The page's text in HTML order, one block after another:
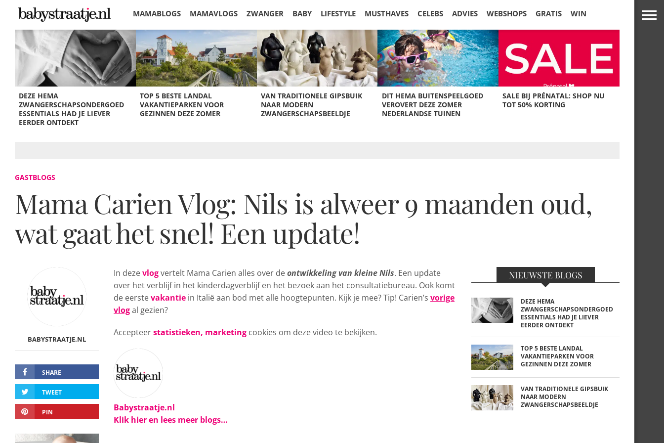
MAMABLOGS MAMAVLOGS ZWANGER BABY LIFESTYLE MUSTHAVES CELEBS ADVIES WEBSHOPS GRATIS WIN
KORTINGEN
DEZE HEMA
ZWANGERSCHAPSONDERGOED
ESSENTIALS HAD JE LIEVER
EERDER ONTDEKT
TOP 5 BESTE LANDAL
VAKANTIEPARKEN VOOR
GEZINNEN DEZE ZOMER
VAN TRADITIONELE GIPSBUIK
NAAR MODERN
ZWANGERSCHAPSBEELDJE
DIT HEMA BUITENSPEELGOED
VEROVERT DEZE ZOMER
NEDERLANDSE TUINEN
SALE BIJ PRÉNATAL: SHOP NU
TOT 50% KORTING
GASTBLOGS
Mama Carien Vlog: Nils is alweer 9 maanden oud,
wat gaat het snel! Een update!
BABYSTRAATJE.NL
SHARE
TWEET
PIN
In dezevlogvertelt Mama Carien alles over deontwikkeling van kleine Nils. Een update
over het verblijf in het kinderdagverblijf en het bezoek aan het consultatiebureau. Ook komt
de eerstevakantie in Italië aan bod met alle hoogtepunten. Kijk je mee? Tip! Carien’s vorige
vlogal gezien?
Accepteerstatistieken, marketing cookies om deze video te bekijken.
Babystraatje.nl
Klik hier en lees meer blogs…
NIEUWSTE BLOGS
DEZE HEMA
ZWANGERSCHAPSONDERGOED
ESSENTIALS HAD JE LIEVER
EERDER ONTDEKT
TOP 5 BESTE LANDAL
VAKANTIEPARKEN VOOR
GEZINNEN DEZE ZOMER
VAN TRADITIONELE GIPSBUIK
NAAR MODERN
ZWANGERSCHAPSBEELDJE